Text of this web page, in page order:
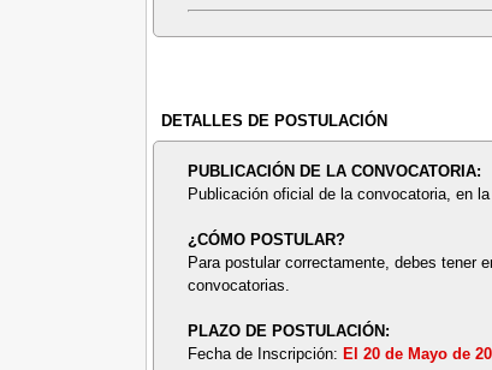
DETALLES DE POSTULACIÓN
PUBLICACIÓN DE LA CONVOCATORIA:
Publicación oficial de la convocatoria, en
¿CÓMO POSTULAR?
Para postular correctamente, debes tener
convocatorias.
PLAZO DE POSTULACIÓN:
Fecha de Inscripción:El 20 de Mayo de